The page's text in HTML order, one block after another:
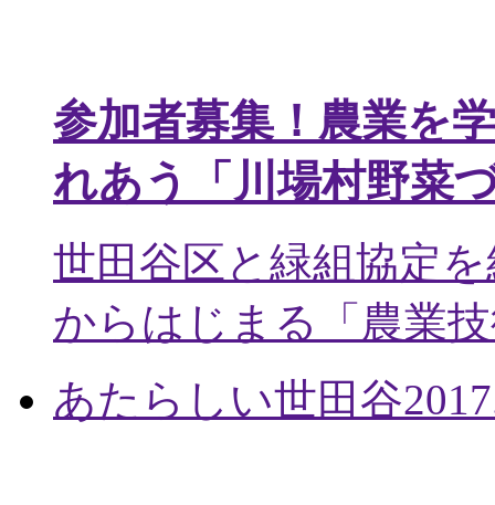
参加者募集！農業を
れあう「川場村野菜
世田谷区と緑組協定
からはじまる「農業
あたらしい世田谷